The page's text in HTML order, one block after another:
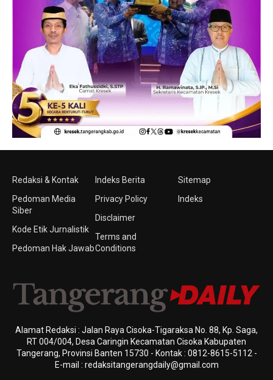
Redaksi & Kontak
Pedoman Media
Siber
Kode Etik Jurnalistik
Pedoman Hak Jawab
Indeks Berita
Privacy Policy
Disclaimer
Terms and
Conditions
Sitemap
Indeks
Alamat Redaksi : Jalan Raya Cisoka-Tigaraksa No. 88, Kp. Saga,
RT 004/004, Desa Caringin Kecamatan Cisoka Kabupaten
Tangerang, Provinsi Banten 15730 - Kontak : 0812-8615-5112 -
E-mail : redaksitangerangdaily@gmail.com